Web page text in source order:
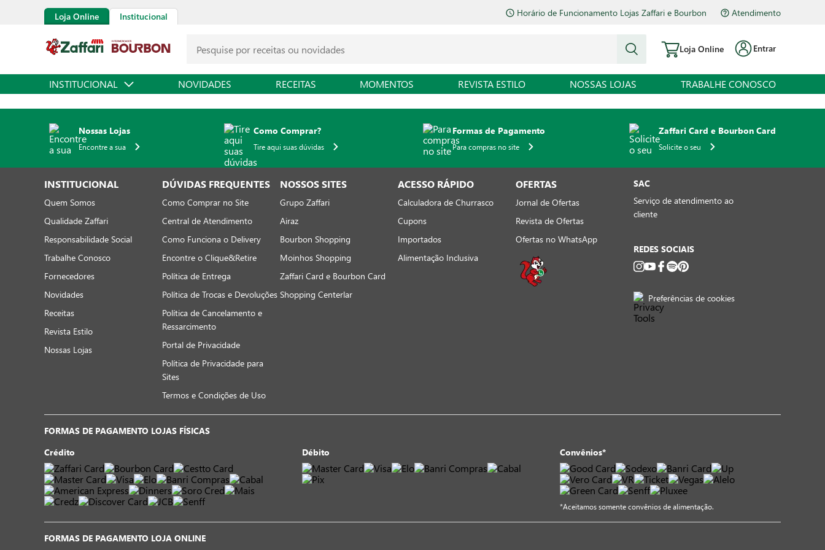
Loja Online Institucional Horário de Funcionamento Lojas Zaffari e Bourbon Atendimento
Loja Online Entrar
INSTITUCIONAL NOVIDADES RECEITAS MOMENTOS REVISTA ESTILO NOSSAS LOJAS TRABALHE CONOSCO
Nossas Lojas
Encontre a sua
Como Comprar?
Tire aqui suas dúvidas
Formas de Pagamento
Para compras no site
Zaffari Card e Bourbon Card
Solicite o seu
INSTITUCIONAL
Quem Somos
Qualidade Zaffari
Responsabilidade Social
Trabalhe Conosco
Fornecedores
Novidades
Receitas
Revista Estilo
Nossas Lojas
DÚVIDAS FREQUENTES
Como Comprar no Site
Central de Atendimento
Como Funciona o Delivery
Encontre o Clique&Retire
Política de Entrega
Política de Trocas e Devoluções
Política de Cancelamento e
Ressarcimento
Portal de Privacidade
Política de Privacidade para
Sites
Termos e Condições de Uso
NOSSOS SITES
Grupo Zaffari
Airaz
Bourbon Shopping
Moinhos Shopping
Zaffari Card e Bourbon Card
Shopping Centerlar
ACESSO RÁPIDO
Calculadora de Churrasco
Cupons
Importados
Alimentação Inclusiva
OFERTAS
Jornal de Ofertas
Revista de Ofertas
Ofertas no WhatsApp
SAC
Serviço de atendimento ao
cliente
REDES SOCIAIS
Preferências de cookies
FORMAS DE PAGAMENTO LOJAS FÍSICAS
Crédito
Débito Convênios*
*Aceitamos somente convênios de alimentação.
FORMAS DE PAGAMENTO LOJA ONLINE